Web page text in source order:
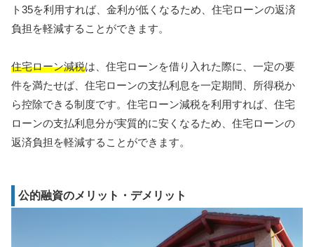
ト35を利用すれば、金利が低くなるため、住宅ローンの返済
負担を軽減することができます。
住宅ローン減税は、住宅ローンを借り入れた際に、一定の要
件を満たせば、住宅ローンの支払利息を一定期間、所得税か
ら控除できる制度です。住宅ローン減税を利用すれば、住宅
ローンの支払利息分が実質的に安くなるため、住宅ローンの
返済負担を軽減することができます。
公的融資のメリット・デメリット